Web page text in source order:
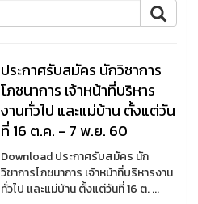
ประกาศรับสมัคร นักวิชาการ
โภชนาการ เจ้าหน้าที่บริหาร
งานทั่วไป และแม่บ้าน ตั้งแต่วัน
ที่ 16 ต.ค. - 7 พ.ย. 60
Download ประกาศรับสมัคร นัก
วิชาการโภชนาการ เจ้าหน้าที่บริหารงาน
ทั่วไป และแม่บ้าน ตั้งแต่วันที่ 16 ต. ...